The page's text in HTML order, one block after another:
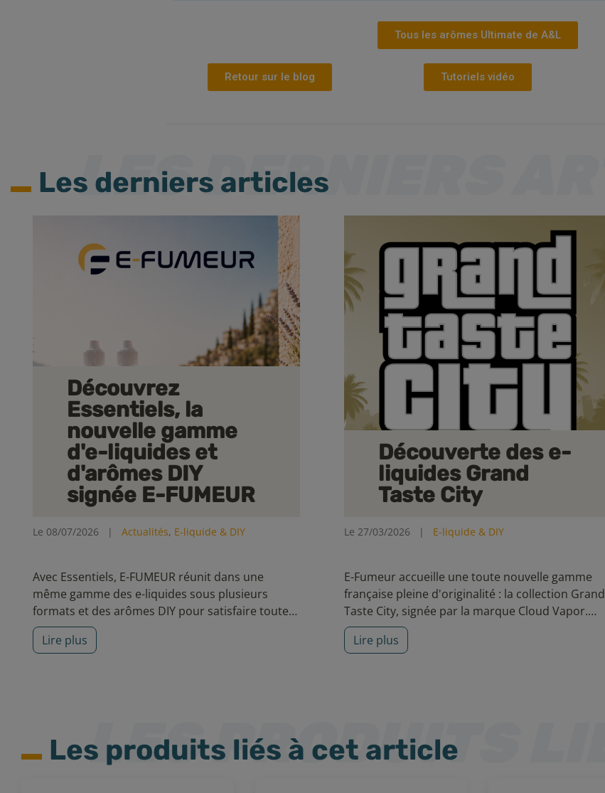
Tous les arômes Ultimate de A&L
Retour sur le blog Tutoriels vidéo
Les derniers articles
Découvrez
Essentiels, la
nouvelle gamme
d'e-liquides et
d'arômes DIY
signée E-FUMEUR
Le 08/07/2026 | Actualités, E-liquide & DIY
Avec Essentiels, E-FUMEUR réunit dans une
même gamme des e-liquides sous plusieurs
formats et des arômes DIY pour satisfaire toutes
les envies. Découvrez cinq nouvelles recettes aux
saveurs incontournables, pensées pour
Lire plus
Découverte des e-
liquides Grand
Taste City
Le 27/03/2026 | E-liquide & DIY
E-Fumeur accueille une toute nouvelle gamme
française pleine d'originalité : la collection Grand
Taste City, signée par la marque Cloud Vapor.
Nous partirons à la découverte des 5 recettes qui
composent cette collection.
Lire plus
Les produits liés à cet article